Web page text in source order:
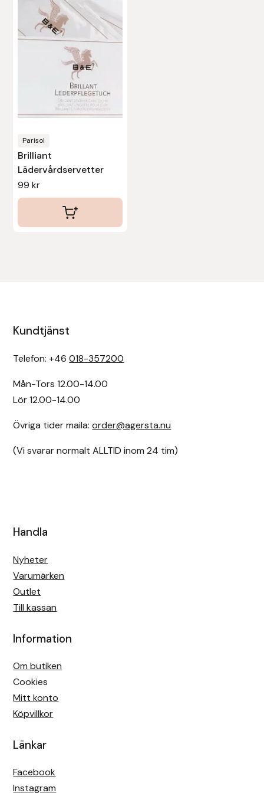
Parisol
Brilliant
Lädervårdservetter
99kr
Kundtjänst
Telefon: +46018-357200
Mån-Tors 12.00-14.00
Lör 12.00-14.00
Övriga tider maila:order@agersta.nu
(Vi svarar normalt ALLTID inom 24 tim)
Handla
Nyheter
Varumärken
Outlet
Till kassan
Information
Om butiken
Cookies
Mitt konto
Köpvillkor
Länkar
Facebook
Instagram
Denni Design
Denni Design / Bomber Bits
Dy’on
Ekholm Nordic
Equality Line
EQUES
EQUES | KINGSLAND
Equipage
Eric LeTixerant
Fager
Fleck
Globus Sport
Góa
Gysinge